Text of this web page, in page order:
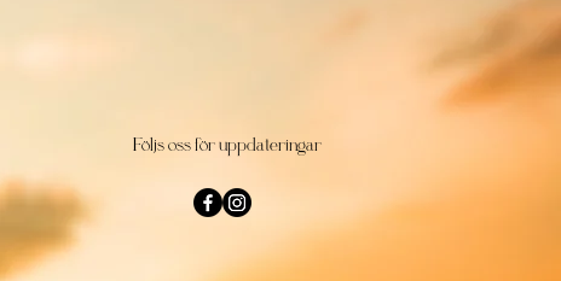
Följs oss för uppdateringar